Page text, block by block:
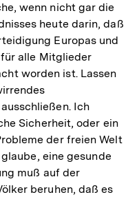
wenn nicht gar die
heute darin, daß
Europas und
alle Mitglieder
worden ist. Lassen
Ich
Sicherheit, oder ein
der freien Welt
eine gesunde
muß auf der
beruhen, daß es